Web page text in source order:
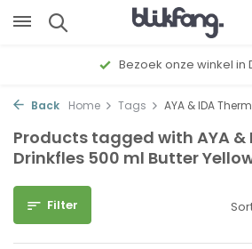
Bezoek onze winkel in
Back Home Tags AYA & IDA
Products tagged with AYA &
Drinkfles 500 ml Butter
Filter